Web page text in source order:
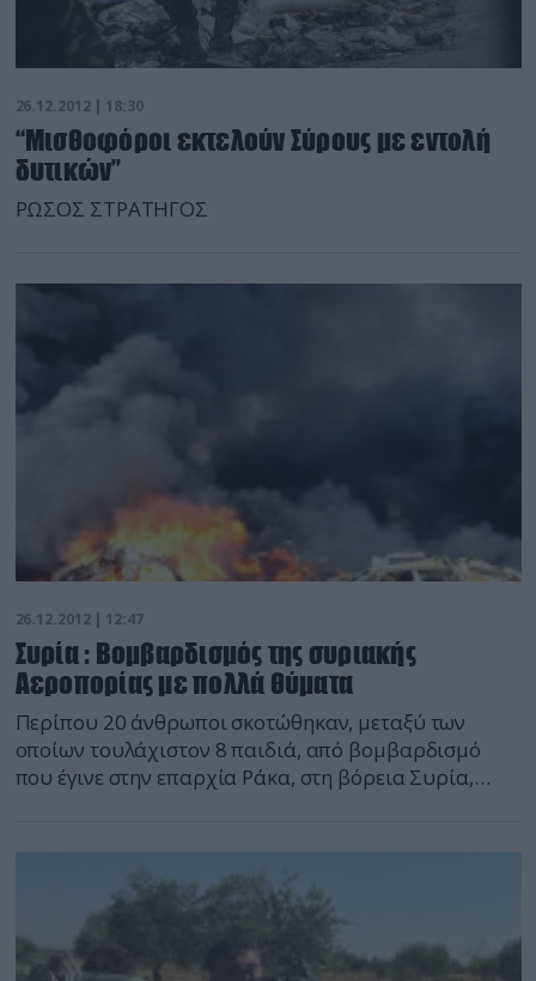
26.12.2012 | 18:30
“Μισθοφόροι εκτελούν Σύρους με εντολή
δυτικών”
ΡΩΣΟΣ ΣΤΡΑΤΗΓΟΣ
26.12.2012 | 12:47
Συρία : Βομβαρδισμός της συριακής
Αεροπορίας με πολλά θύματα
Περίπου 20 άνθρωποι σκοτώθηκαν, μεταξύ των
οποίων τουλάχιστον 8 παιδιά, από βομβαρδισμό
που έγινε στην επαρχία Ράκα, στη βόρεια Συρία,
Συριακό Παρατηρητήριο Ανθρωπίνων Δικαιωμάτων
δημοσιοποίησε ένα βίντεο που δείχνει σειρές από
πτώματα σε κουβέρτες, ενώ ακούγεται ο θρήνος
συγγενών. Από τον βομβαρδισμό […]